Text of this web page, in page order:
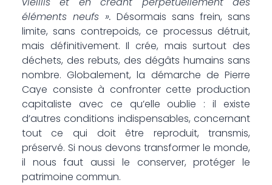
éléments neufs ». Désormais sans frein, sans
limite, sans contrepoids, ce processus détruit,
mais définitivement. Il crée, mais surtout des
déchets, des rebuts, des dégâts humains sans
nombre. Globalement, la démarche de Pierre
Caye consiste à confronter cette production
capitaliste avec ce qu’elle oublie : il existe
d’autres conditions indispensables, concernant
tout ce qui doit être reproduit, transmis,
préservé. Si nous devons transformer le monde,
il nous faut aussi le conserver, protéger le
patrimoine commun.